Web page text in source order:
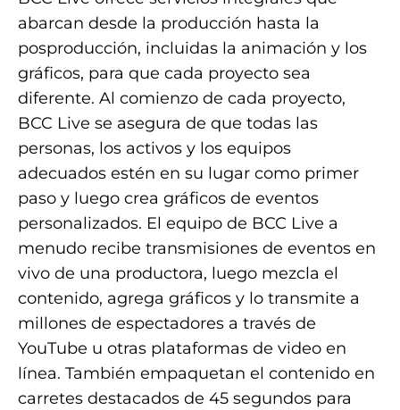
abarcan desde la producción hasta la
posproducción, incluidas la animación y los
gráficos, para que cada proyecto sea
diferente. Al comienzo de cada proyecto,
BCC Live se asegura de que todas las
personas, los activos y los equipos
adecuados estén en su lugar como primer
paso y luego crea gráficos de eventos
personalizados. El equipo de BCC Live a
menudo recibe transmisiones de eventos en
vivo de una productora, luego mezcla el
contenido, agrega gráficos y lo transmite a
millones de espectadores a través de
YouTube u otras plataformas de video en
línea. También empaquetan el contenido en
carretes destacados de 45 segundos para